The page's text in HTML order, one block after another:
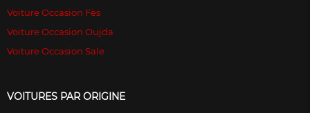
Voiture Occasion Fès
Voiture Occasion Oujda
Voiture Occasion Sale
VOITURES PAR ORIGINE